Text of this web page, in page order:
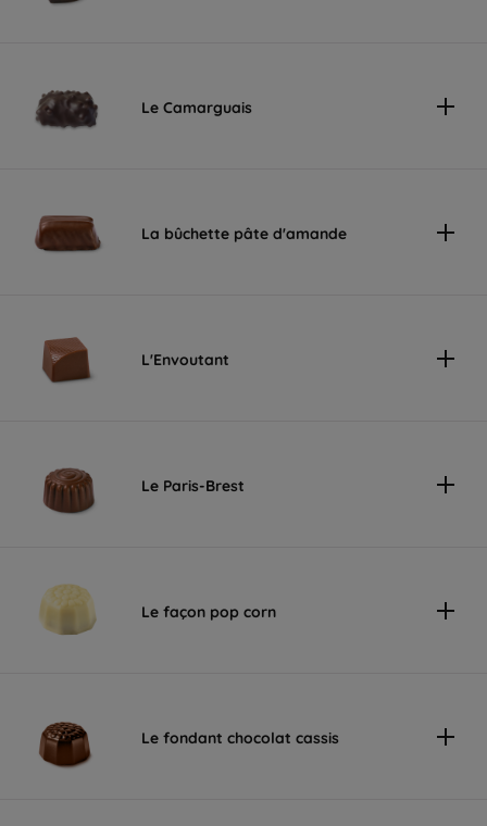
Le Camarguais
La bûchette pâte d'amande
L'Envoutant
Le Paris-Brest
Le façon pop corn
Le fondant chocolat cassis